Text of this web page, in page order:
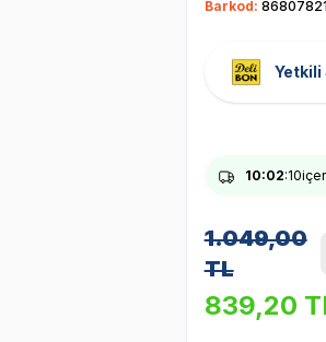
Barkod:
Yetkili
10:02:10
1.049,00
TL
839,20